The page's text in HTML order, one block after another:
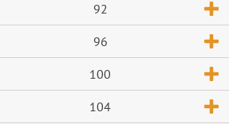
92
96
100
104